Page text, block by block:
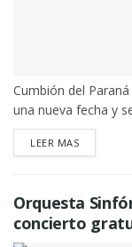
Cumbión del
una nueva fecha y
LEER MASDETAILS
Orquesta
concierto